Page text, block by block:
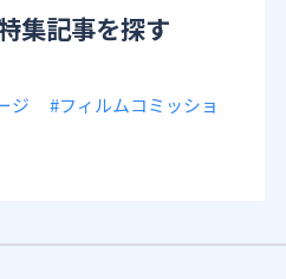
集記事を探す
ジ
#フィルムコミッショ